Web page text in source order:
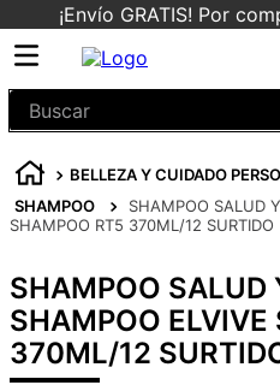
¡Envío GRATIS! Por
Buscar
BELLEZA Y CUIDADO
SHAMPOO
SHAMPOO SALUD
SHAMPOO RT5 370ML/12 SURTIDO
SHAMPOO SALUD
SHAMPOO
370ML/12